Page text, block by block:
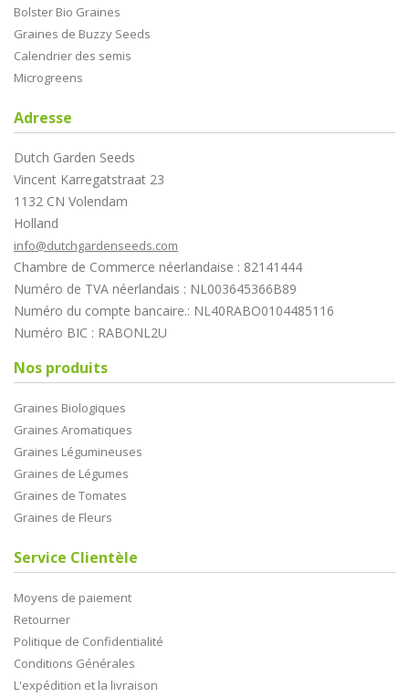
Bolster Bio Graines
Graines de Buzzy Seeds
Calendrier des semis
Microgreens
Adresse
Dutch Garden Seeds
Vincent Karregatstraat 23
1132 CN Volendam
Holland
info@dutchgardenseeds.com
Chambre de Commerce néerlandaise : 82141444
Numéro de TVA néerlandais : NL003645366B89
Numéro du compte bancaire.: NL40RABO0104485116
Numéro BIC : RABONL2U
Nos produits
Graines Biologiques
Graines Aromatiques
Graines Légumineuses
Graines de Légumes
Graines de Tomates
Graines de Fleurs
Service Clientèle
Moyens de paiement
Retourner
Politique de Confidentialité
Conditions Générales
L'expédition et la livraison